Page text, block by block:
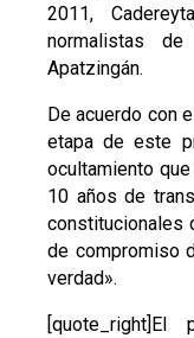
2011,
normalistas
Apatzingán.
De acuerdo con
etapa de este
ocultamiento
10 años de
constitucionales
de compromiso
verdad».